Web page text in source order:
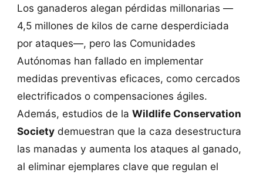
Los ganaderos alegan pérdidas millonarias —
4,5 millones de kilos de carne desperdiciada
por ataques—, pero las Comunidades
Autónomas han fallado en implementar
medidas preventivas eficaces, como cercados
electrificados o compensaciones ágiles.
Además, estudios de la Wildlife Conservation
Societydemuestran que la caza desestructura
las manadas y aumenta los ataques al ganado,
al eliminar ejemplares clave que regulan el